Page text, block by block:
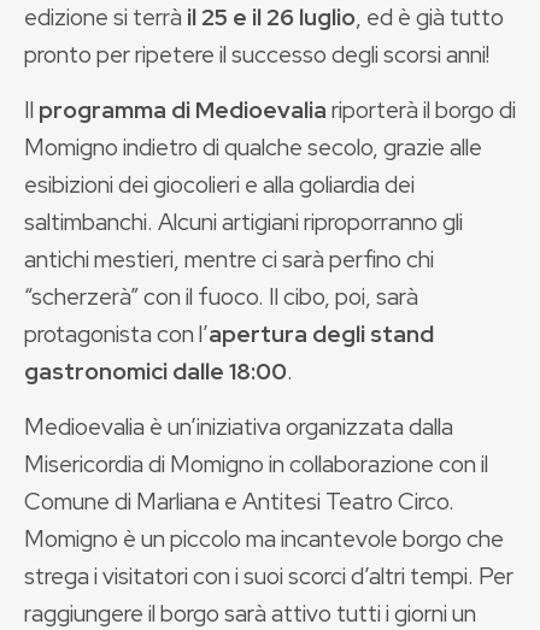
edizione si terrà il 25 e il 26 luglio, ed è già tutto
pronto per ripetere il successo degli scorsi anni!
Il programma di Medioevaliariporterà il borgo di
Momigno indietro di qualche secolo, grazie alle
esibizioni dei giocolieri e alla goliardia dei
saltimbanchi. Alcuni artigiani riproporranno gli
antichi mestieri, mentre ci sarà perfino chi
“scherzerà” con il fuoco. Il cibo, poi, sarà
protagonista con l’apertura degli stand
gastronomici dalle 18:00.
Medioevalia è un’iniziativa organizzata dalla
Misericordia di Momigno in collaborazione con il
Comune di Marliana e Antitesi Teatro Circo.
Momigno è un piccolo ma incantevole borgo che
strega i visitatori con i suoi scorci d’altri tempi. Per
raggiungere il borgo sarà attivo tutti i giorni un